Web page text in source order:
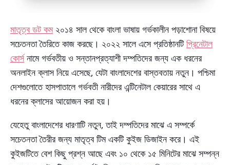
মাতৃত্ব ডট কম২০১৪ সাল থেকে বাংলা ভাষায় গর্ভকালীন পড়াশোনা বিষয়ে
সচেতনতা তৈরিতে কাজ করছে। ২০২২ সালে এসে প্রতিষ্ঠানটিপ্রিনেটাল
কোর্সনামে গর্ভবতীয় ও সন্তানপ্রত্যাশী দম্পতিদের জন্য এক ধরনের
অনলাইন ক্লাস নিয়ে এসেছে, যেটা বাংলাদেশের বাস্তবতায় নতুন। পশ্চিমা
দেশগুলোতে হাসপাতালে গর্ভবতী নারীদের এন্টিনেটাল কেয়ারের সাথে এ
ধরনের ক্লাসের আয়োজন করা হয়।
যেহেতু বাংলাদেশের ধারণাটি নতুন, তাই দম্পতিদের মাঝে এ সম্পর্কে
সচেতনতা তৈরীর জন্য মাতৃত্ব টিম একটি কুইজ ডিজাইন করে। এই
কুইজটিতে বেশ কিছু প্রশ্ন আছে এবং ১০ থেকে ১৫ মিনিটের মাঝে সম্পন্ন